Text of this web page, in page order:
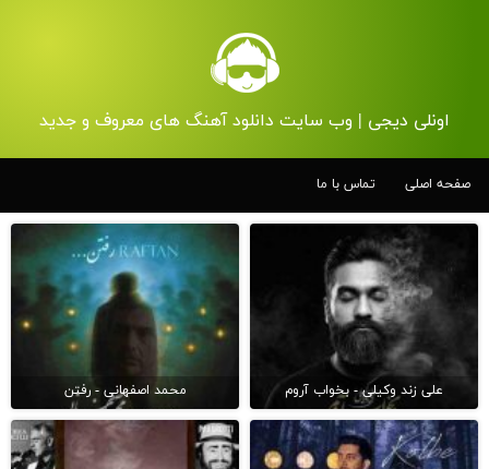
اونلی دیجی | وب سایت دانلود آهنگ های معروف و جدید
صفحه اصلی تماس با ما
علی زند وکیلی - بخواب آروم محمد اصفهانی - رفتن